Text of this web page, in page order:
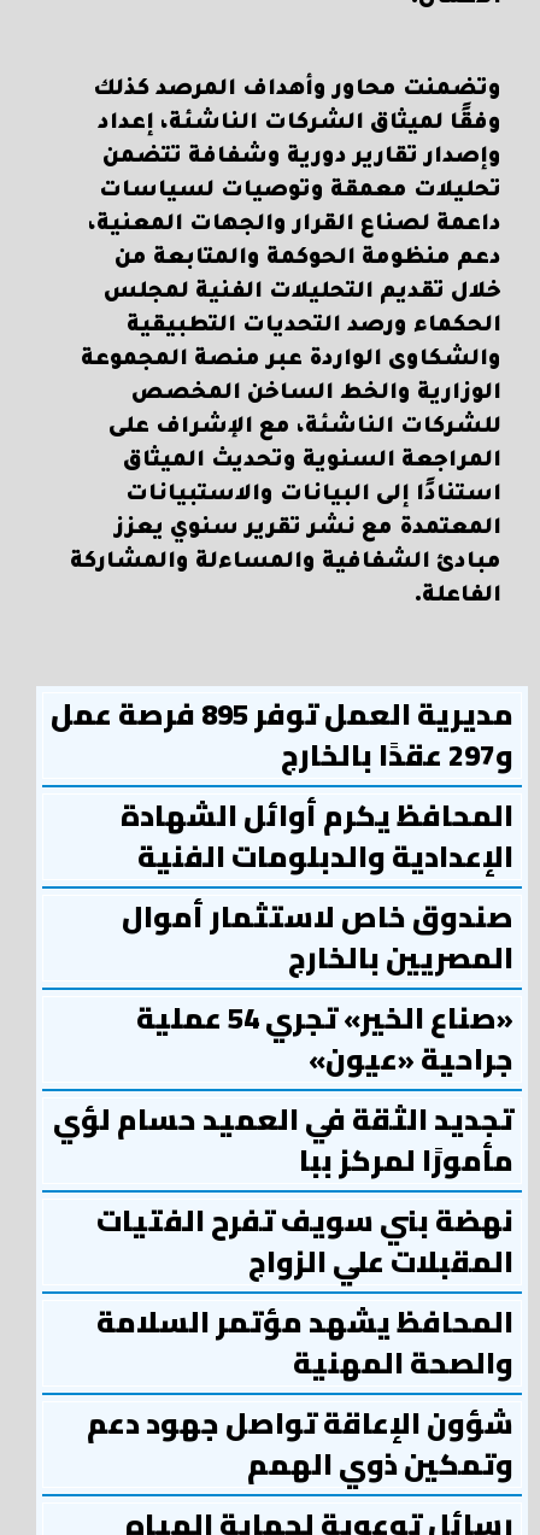
وتضمنت محاور وأهداف المرصد كذلك
وفقًا لميثاق الشركات الناشئة، إعداد
وإصدار تقارير دورية وشفافة تتضمن
تحليلات معمقة وتوصيات لسياسات
داعمة لصناع القرار والجهات المعنية،
دعم منظومة الحوكمة والمتابعة من
خلال تقديم التحليلات الفنية لمجلس
الحكماء ورصد التحديات التطبيقية
والشكاوى الواردة عبر منصة المجموعة
الوزارية والخط الساخن المخصص
للشركات الناشئة، مع الإشراف على
المراجعة السنوية وتحديث الميثاق
استنادًا إلى البيانات والاستبيانات
المعتمدة مع نشر تقرير سنوي يعزز
مبادئ الشفافية والمساءلة والمشاركة
الفاعلة.
مديرية العمل توفر 895 فرصة عمل
و297 عقدًا بالخارج
المحافظ يكرم أوائل الشهادة
الإعدادية والدبلومات الفنية
صندوق خاص لاستثمار أموال
المصريين بالخارج
«صناع الخير» تجري 54 عملية
جراحية «عيون»
تجديد الثقة في العميد حسام لؤي
مأمورًا لمركز ببا
نهضة بني سويف تفرح الفتيات
المقبلات علي الزواج
المحافظ يشهد مؤتمر السلامة
والصحة المهنية
شؤون الإعاقة تواصل جهود دعم
وتمكين ذوي الهمم